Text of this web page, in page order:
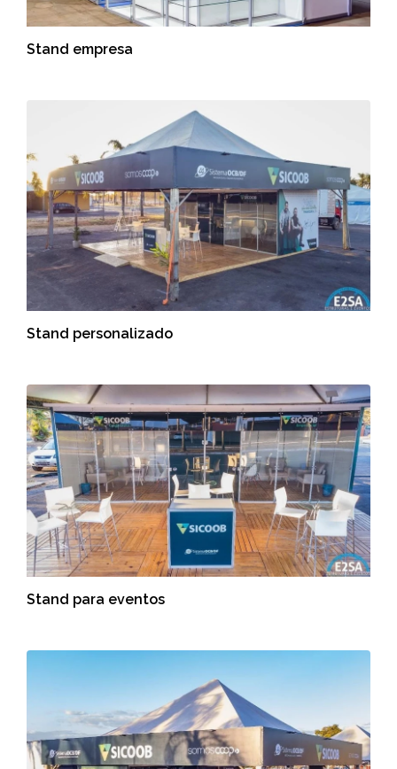
Stand empresa
Stand personalizado
Stand para eventos